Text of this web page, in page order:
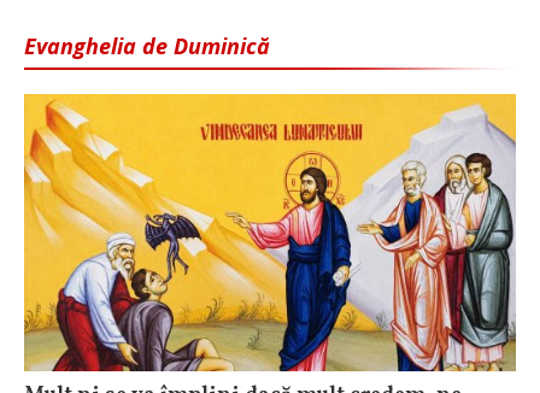
Evanghelia de Duminică